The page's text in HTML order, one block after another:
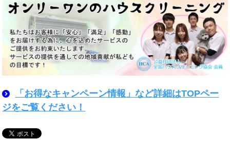
「お得なキャンペーン情報」など詳細はTOPペー
ジをご覧ください！